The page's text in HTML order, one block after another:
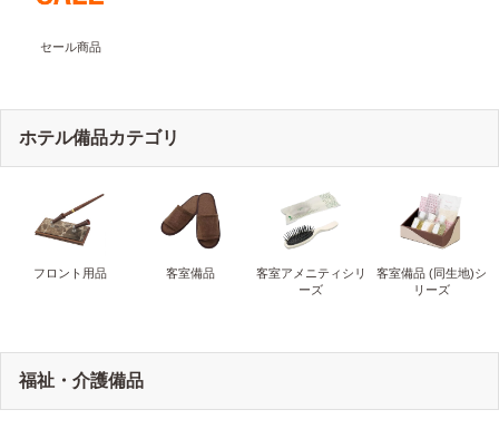
セール商品
ホテル備品カテゴリ
フロント用品 客室備品
客室アメニティシリ
ーズ
客室備品 (同生地)シ
リーズ
福祉・介護備品